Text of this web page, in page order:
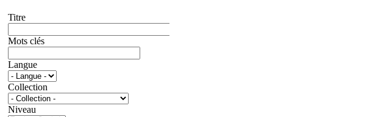
Titre
Mots clés
Langue
Collection
Niveau